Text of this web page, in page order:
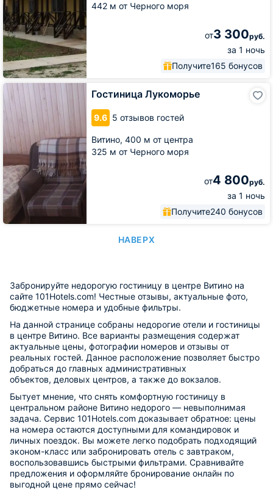
442 м от Черного моря
от3 300руб.
за 1 ночь
Получите165 бонусов
Гостиница Лукоморье
9.6 5 отзывов гостей
Витино, 400 м от центра
325 м от Черного моря
от4 800руб.
за 1 ночь
Получите240 бонусов
Гостиница
Лукоморье
НАВЕРХ
Забронируйте недорогую гостиницу в центре Витино на
сайте 101Hotels.com! Честные отзывы, актуальные фото,
бюджетные номера и удобные фильтры.
На данной странице собраны недорогие отели и гостиницы
в центре Витино. Все варианты размещения содержат
актуальные цены, фотографии номеров и отзывы от
реальных гостей. Данное расположение позволяет быстро
добраться до главных административных
объектов, деловых центров, а также до вокзалов.
Бытует мнение, что снять комфортную гостиницу в
центральном районе Витино недорого — невыполнимая
задача. Сервис 101Hotels.com доказывает обратное: цены
на номера остаются доступными для командировок и
личных поездок. Вы можете легко подобрать подходящий
эконом-класс или забронировать отель с завтраком,
воспользовавшись быстрыми фильтрами. Сравнивайте
предложения и оформляйте бронирование онлайн по
выгодной цене прямо сейчас!